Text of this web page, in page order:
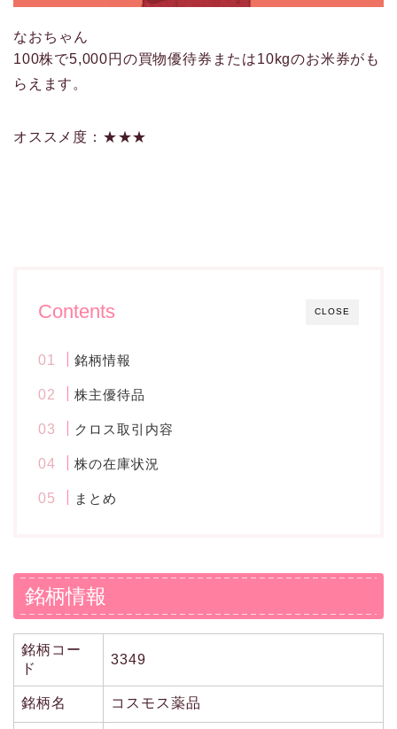
なおちゃん
100株で5,000円の買物優待券または10kgのお米券がも
らえます。
オススメ度：★★★
CLOSE
Contents
銘柄情報
株主優待品
クロス取引内容
株の在庫状況
まとめ
銘柄情報
銘柄コー
ド
3349
銘柄名 コスモス薬品